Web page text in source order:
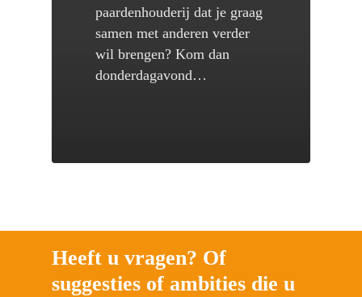
paardenhouderij dat je graag
samen met anderen verder
wil brengen? Kom dan
donderdagavond…
Heeft u vragen? Of
suggesties of ambities die u